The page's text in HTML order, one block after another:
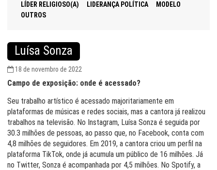
LÍDER RELIGIOSO(A)
LIDERANÇA POLÍTICA
MODELO
OUTROS
Luísa Sonza
18 de novembro de 2022
Campo de exposição: onde é acessado?
Seu trabalho artístico é acessado majoritariamente em
plataformas de músicas e redes sociais, mas a cantora já realizou
trabalhos na televisão. No Instagram, Luísa Sonza é seguida por
30.3 milhões de pessoas, ao passo que, no Facebook, conta com
4,8 milhões de seguidores. Em 2019, a cantora criou um perfil na
plataforma TikTok, onde já acumula um público de 16 milhões. Já
no Twitter, Sonza é acompanhada por 4,5 milhões. No Spotify, a